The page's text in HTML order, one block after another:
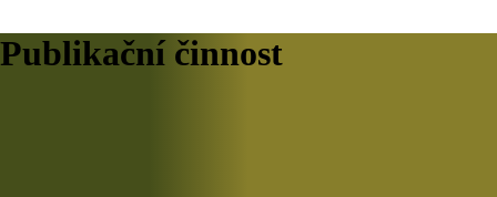
Publikační činnost